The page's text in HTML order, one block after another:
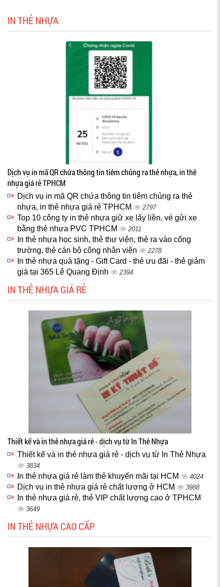
IN THẺ NHỰA
Dịch vụ in mã QR chứa thông tin tiêm chủng ra thẻ nhựa, in thẻ
nhựa giá rẻ TPHCM
Dịch vụ in mã QR chứa thông tin tiêm chủng ra thẻ
nhựa, in thẻ nhựa giá rẻ TPHCM
2797
Top 10 công ty in thẻ nhựa giữ xe lấy liền, vé gửi xe
bằng thẻ nhựa PVC TPHCM
2011
In thẻ nhựa học sinh, thẻ thư viện, thẻ ra vào cổng
trường, thẻ cán bộ công nhân viên
2278
In thẻ nhựa quà tặng - Gift Card - thẻ ưu đãi - thẻ giảm
giá tại 365 Lê Quang Định
2394
IN THẺ NHỰA GIÁ RẺ
Thiết kế và in thẻ nhựa giá rẻ - dịch vụ từ In Thẻ Nhựa
Thiết kế và in thẻ nhựa giá rẻ - dịch vụ từ In Thẻ Nhựa
3834
In thẻ nhựa giá rẻ làm thẻ khuyến mãi tại HCM 4024
Dịch vụ in thẻ nhựa giá rẻ chất lượng ở HCM 3988
In thẻ nhựa giá rẻ, thẻ VIP chất lượng cao ở TPHCM
3649
IN THẺ NHỰA CAO CẤP